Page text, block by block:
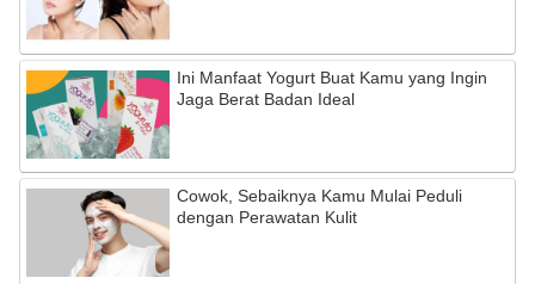
Ini Manfaat Yogurt Buat Kamu yang Ingin
Jaga Berat Badan Ideal
Cowok, Sebaiknya Kamu Mulai Peduli
dengan Perawatan Kulit